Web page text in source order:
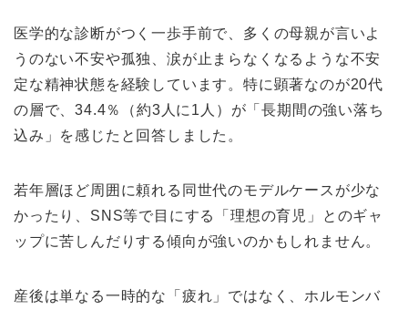
医学的な診断がつく一歩手前で、多くの母親が言いよ
うのない不安や孤独、涙が止まらなくなるような不安
定な精神状態を経験しています。特に顕著なのが20代
の層で、34.4％（約3人に1人）が「長期間の強い落ち
込み」を感じたと回答しました。
若年層ほど周囲に頼れる同世代のモデルケースが少な
かったり、SNS等で目にする「理想の育児」とのギャ
ップに苦しんだりする傾向が強いのかもしれません。
産後は単なる一時的な「疲れ」ではなく、ホルモンバ